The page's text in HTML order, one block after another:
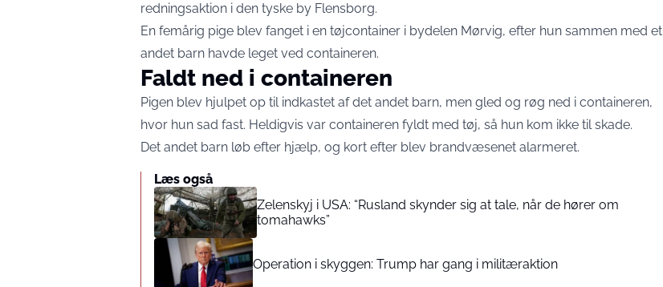
redningsaktion i den tyske by Flensborg.
En femårig pige blev fanget i en tøjcontainer i bydelen Mørvig, efter hun sammen med et
andet barn havde leget ved containeren.
Faldt ned i containeren
Pigen blev hjulpet op til indkastet af det andet barn, men gled og røg ned i containeren,
hvor hun sad fast. Heldigvis var containeren fyldt med tøj, så hun kom ikke til skade.
Det andet barn løb efter hjælp, og kort efter blev brandvæsenet alarmeret.
Læs også
Zelenskyj i USA: “Rusland skynder sig at tale, når de hører om
tomahawks”
Operation i skyggen: Trump har gang i militæraktion